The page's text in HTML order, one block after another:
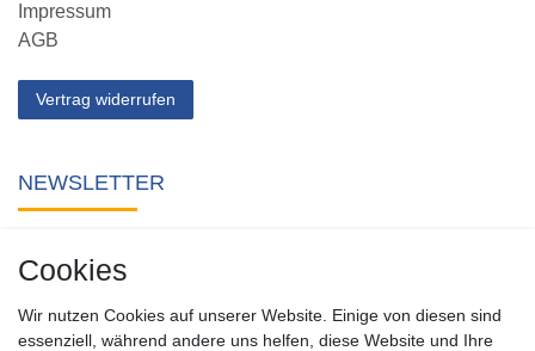
Impressum
AGB
Vertrag widerrufen
NEWSLETTER
Sie keine Neuigkeit oder Aktion aus unserem Shop.
Zum Newsletter anmelden
Cookies
Wir nutzen Cookies auf unserer Website. Einige von diesen sind
essenziell, während andere uns helfen, diese Website und Ihre